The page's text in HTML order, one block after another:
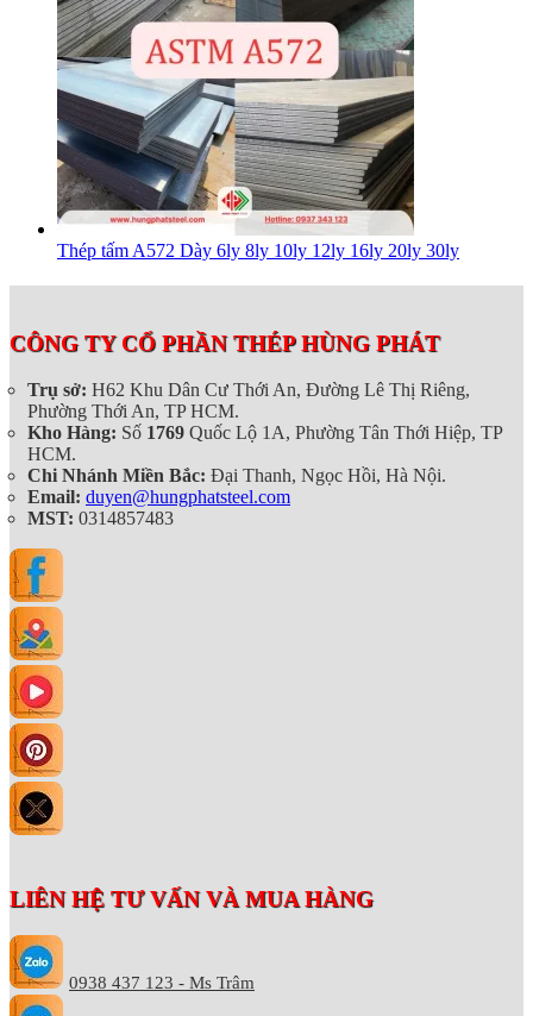
Thép tấm A572 Dày 6ly 8ly 10ly 12ly 16ly 20ly 30ly
CÔNG TY CỔ PHẦN THÉP HÙNG PHÁT
Trụ sở: H62 Khu Dân Cư Thới An, Đường Lê Thị Riêng,
Phường Thới An, TP HCM.
Kho Hàng: Số 1769 Quốc Lộ 1A, Phường Tân Thới Hiệp, TP
HCM.
Chi Nhánh Miền Bắc: Đại Thanh, Ngọc Hồi, Hà Nội.
Email: duyen@hungphatsteel.com
MST: 0314857483
LIÊN HỆ TƯ VẤN VÀ MUA HÀNG
0938 437 123 - Ms Trâm